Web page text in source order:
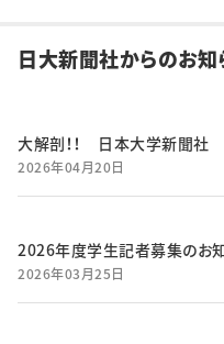
日大新聞社からのお知
大解剖！！ 日本大学新聞社
2026年04月20日
2026年度学生記者募集のお
2026年03月25日